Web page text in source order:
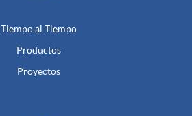
Tiempo al Tiempo
Productos
Proyectos